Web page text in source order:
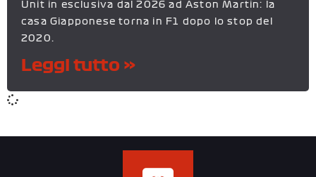
Unit in esclusiva dal 2026 ad Aston Martin: la
casa Giapponese torna in F1 dopo lo stop del
2020.
Leggi tutto »